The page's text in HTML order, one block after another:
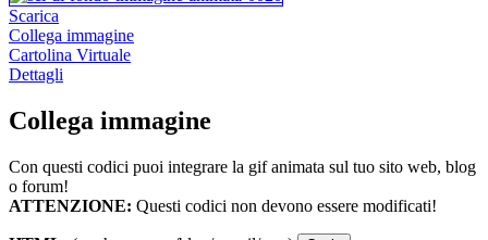
Scarica
Collega immagine
Cartolina Virtuale
Dettagli
Collega immagine
Con questi codici puoi integrare la gif animata sul tuo sito web, blog
o forum!
ATTENZIONE: Questi codici non devono essere modificati!